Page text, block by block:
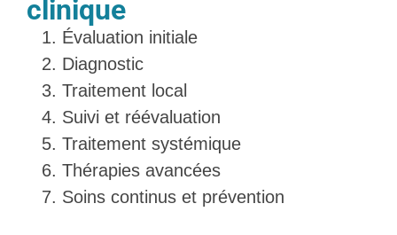
clinique
Évaluation initiale
Diagnostic
Traitement local
Suivi et réévaluation
Traitement systémique
Thérapies avancées
Soins continus et prévention